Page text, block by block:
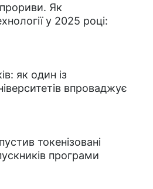
прориви. Як
у 2025 році:
як один із
впроваджує
токенізовані
програми